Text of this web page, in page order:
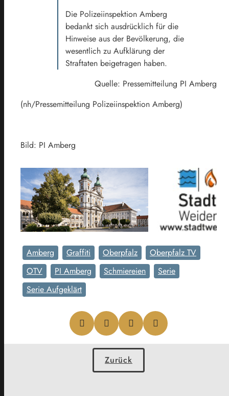
Die Polizeiinspektion Amberg
bedankt sich ausdrücklich für die
Hinweise aus der Bevölkerung, die
wesentlich zu Aufklärung der
Straftaten beigetragen haben.
Quelle: Pressemitteilung PI Amberg
(nh/Pressemitteilung Polizeiinspektion Amberg)
Bild: PI Amberg
Amberg Graffiti Oberpfalz
Oberpfalz TV
OTV
PI Amberg Schmiereien
Serie
Serie Aufgeklärt
Zurück